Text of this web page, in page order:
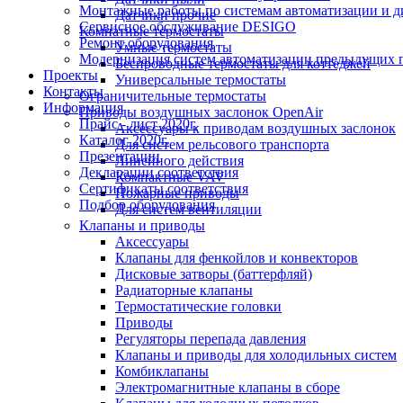
Монтажные работы по системам автоматизации и
Сервисное обслуживание DESIGO
Ремонт оборудования
Модернизация систем автоматизации
Проекты
Контакты
Информация
Прайс - лист 2020г.
Каталог 2020г.
Презентации
Декларации соответствия
Сертификаты соответствия
Подбор оборудования
Датчики прочие
Комнатные термостаты
Умные термостаты
Беспроводные термостаты для коттеджей
Универсальные термостаты
Ограничительные термостаты
Приводы воздушных заслонок OpenAir
Аксессуары к приводам воздушных заслонок
Для систем рельсового транспорта
Линейного действия
Компактные VAV
Пожарные приводы
Для систем вентиляции
Клапаны и приводы
Аксессуары
Клапаны для фенкойлов и конвекторов
Дисковые затворы (баттерфляй)
Радиаторные клапаны
Термостатические головки
Приводы
Регуляторы перепада давления
Клапаны и приводы для холодильных систем
Комбиклапаны
Электромагнитные клапаны в сборе